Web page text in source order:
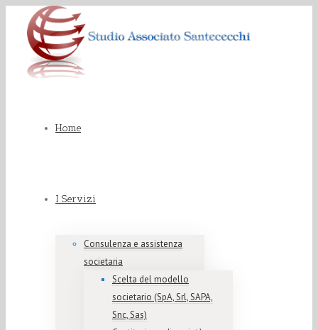
Home
I Servizi
Consulenza e assistenza
societaria
Scelta del modello
societario (SpA, Srl, SAPA,
Snc, Sas)